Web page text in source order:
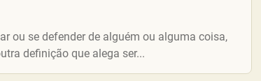
ou se defender de alguém ou alguma coisa,
definição que alega ser...